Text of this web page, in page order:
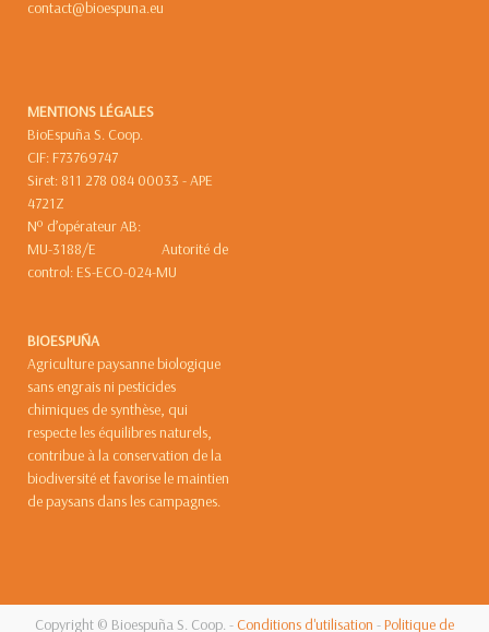
contact@bioespuna.eu
MENTIONS LÉGALES
BioEspuña S. Coop.
CIF: F73769747
Siret: 811 278 084 00033 - APE
4721Z
Nº d’opérateur AB:
MU-3188/E Autorité de
control: ES-ECO-024-MU
BIOESPUÑA
Agriculture paysanne biologique
sans engrais ni pesticides
chimiques de synthèse, qui
respecte les équilibres naturels,
contribue à la conservation de la
biodiversité et favorise le maintien
de paysans dans les campagnes.
Copyright © Bioespuña S. Coop. - Conditions d'utilisation -Politique de